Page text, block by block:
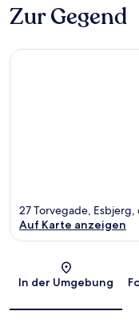
Zur Gegend
27 Torvegade, Esbjerg,
Auf Karte anzeigen
In der Umgebung